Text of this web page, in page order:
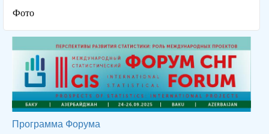
Фото
Программа Форума